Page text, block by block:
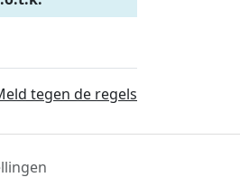
tegen de regels